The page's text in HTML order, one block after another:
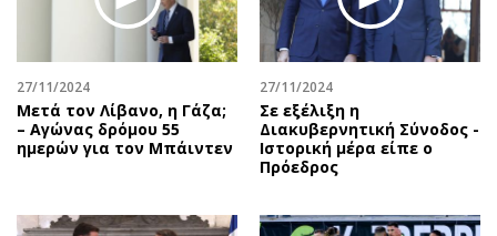
27/11/2024
Μετά τον Λίβανο, η Γάζα;
– Αγώνας δρόμου 55
ημερών για τον Μπάιντεν
27/11/2024
Σε εξέλιξη η
Διακυβερνητική Σύνοδος -
Ιστορική μέρα είπε ο
Πρόεδρος